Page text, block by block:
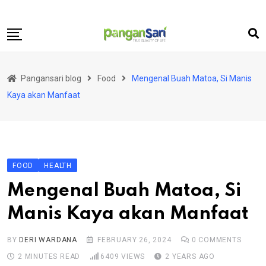
to
Food
Business
Science and Technology
Pangansari blog Food
Mengenal Buah Matoa, Si Manis
Kaya akan Manfaat
FOOD HEALTH
Mengenal Buah Matoa, Si
Manis Kaya akan Manfaat
BY DERI WARDANA FEBRUARY 26, 2024 0 COMMENTS
2 MINUTES READ
6409 VIEWS 2 YEARS AGO